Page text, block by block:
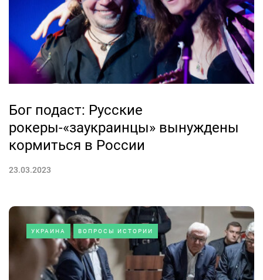
Бог подаст: Русские
рокеры-«заукраинцы» вынуждены
кормиться в России
23.03.2023
УКРАИНА ВОПРОСЫ ИСТОРИИ